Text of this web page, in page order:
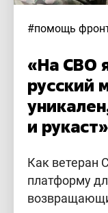
#помощь
«На СВО
русский
и рукаст»
Как ветеран
платформу